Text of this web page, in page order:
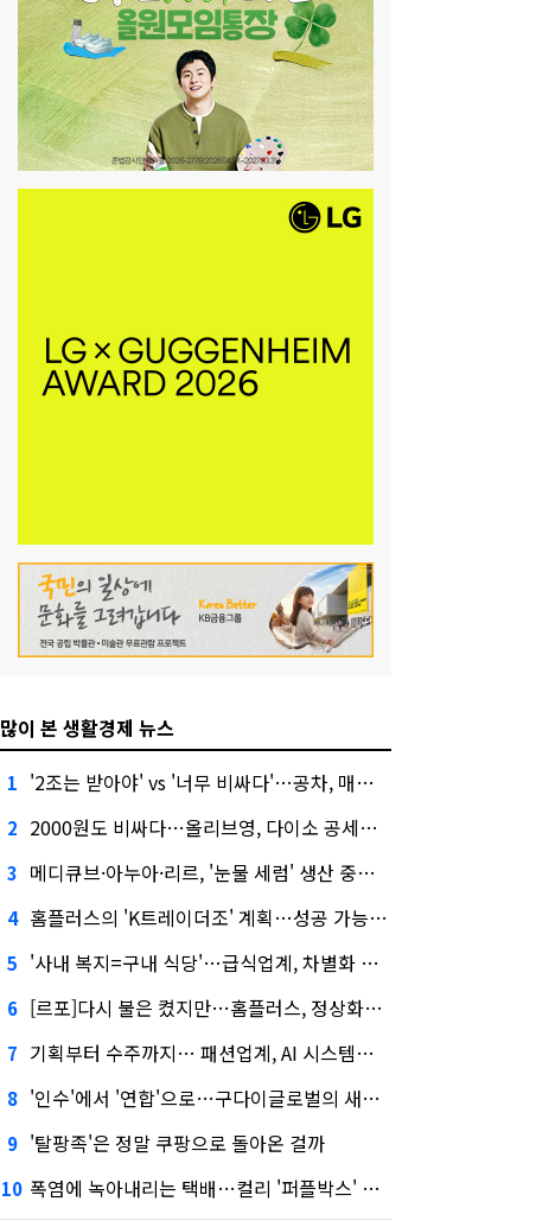
많이 본 생활경제 뉴스
1 '2조는 받아야' vs '너무 비싸다'…공차, 매각 성공할까
2 2000원도 비싸다…올리브영, 다이소 공세에 '가성비'로 맞불
3 메디큐브·아누아·리르, '눈물 세럼' 생산 중단한다
4 홈플러스의 'K트레이더조' 계획…성공 가능성은 '글쎄'
5 '사내 복지=구내 식당'…급식업계, 차별화 경쟁 본격화
6 [르포]다시 불은 켰지만…홈플러스, 정상화까진 '까마득'
7 기획부터 수주까지… 패션업계, AI 시스템화 박차
8 '인수'에서 '연합'으로…구다이글로벌의 새로운 투자법
9 '탈팡족'은 정말 쿠팡으로 돌아온 걸까
10 폭염에 녹아내리는 택배…컬리 '퍼플박스' 대안 될까